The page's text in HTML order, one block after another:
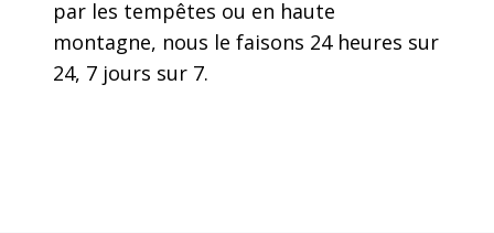
par les tempêtes ou en haute
montagne, nous le faisons 24 heures sur
24, 7 jours sur 7.